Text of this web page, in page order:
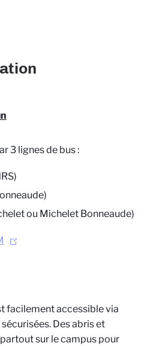
3 lignes de bus :
ou Michelet Bonneaude)
facilement accessible via
Des abris et
sur le campus pour